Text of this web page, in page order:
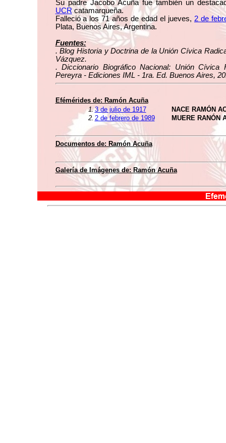
Su padre Jacobo Acuña fue también un
UCRcatamarqueña.
Falleció a los 71 años de edad el jueves, 2 de
Plata, Buenos Aires, Argentina.
Fuentes:
. Blog Historia y Doctrina de la Unión Cívica
Vázquez.
. Diccionario Biográfico Nacional: Unión Cívica
Pereyra - Ediciones IML - 1ra. Ed. Buenos Aires,
Efémérides de: Ramón Acuña
1.3 de julio de 1917
NACE RAMÓN
2. 2 de febrero de 1989 MUERE RANÓN
Documentos de: Ramón Acuña
Galería de Imágenes de:Ramón Acuña